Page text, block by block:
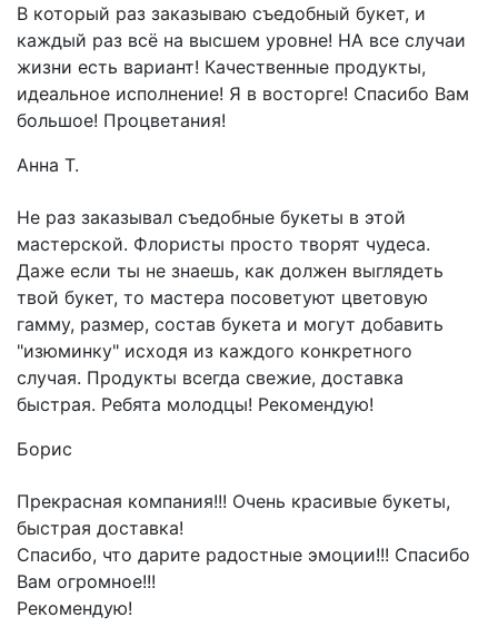
В который раз заказываю съедобный букет, и
каждый раз всё на высшем уровне! НА все случаи
жизни есть вариант! Качественные продукты,
идеальное исполнение! Я в восторге! Спасибо Вам
большое! Процветания!
Анна Т.
Не раз заказывал съедобные букеты в этой
мастерской. Флористы просто творят чудеса.
Даже если ты не знаешь, как должен выглядеть
твой букет, то мастера посоветуют цветовую
гамму, размер, состав букета и могут добавить
"изюминку" исходя из каждого конкретного
случая. Продукты всегда свежие, доставка
быстрая. Ребята молодцы! Рекомендую!
Борис
Прекрасная компания!!! Очень красивые букеты,
быстрая доставка!
Спасибо, что дарите радостные эмоции!!! Спасибо
Вам огромное!!!
Рекомендую!